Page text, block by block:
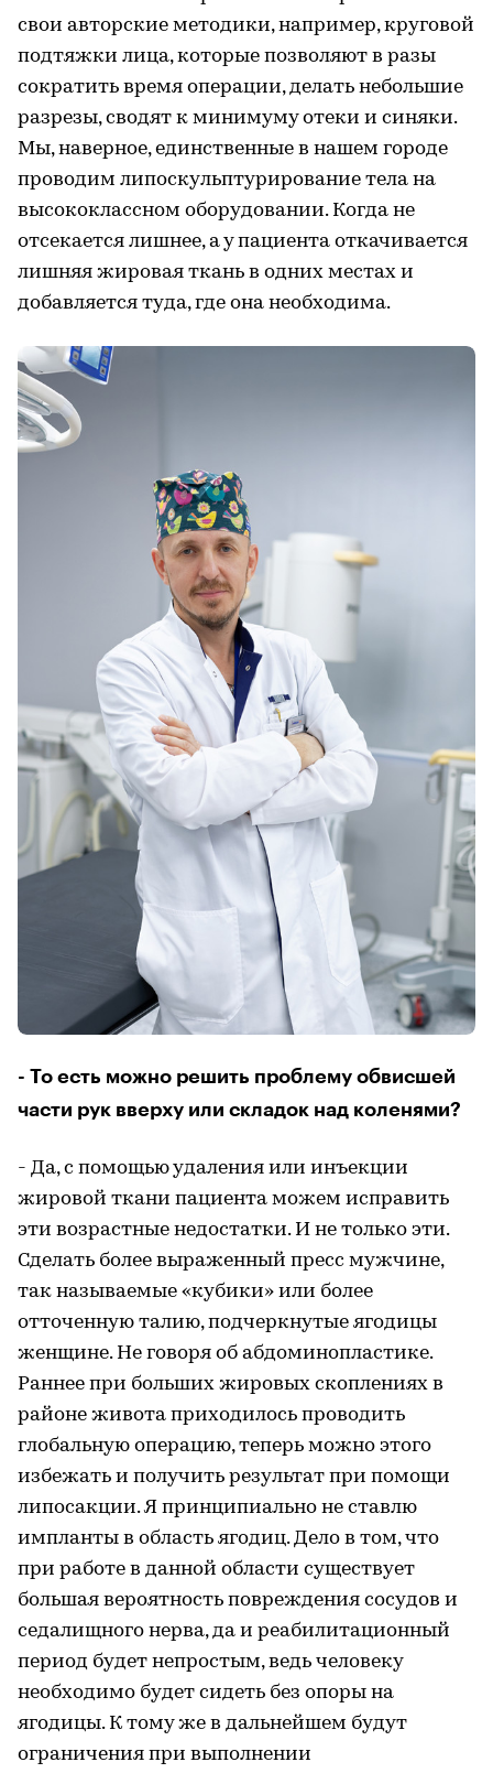
свои авторские методики, например, круговой
подтяжки лица, которые позволяют в разы
сократить время операции, делать небольшие
разрезы, сводят к минимуму отеки и синяки.
Мы, наверное, единственные в нашем городе
проводим липоскульптурирование тела на
высококлассном оборудовании. Когда не
отсекается лишнее, а у пациента откачивается
лишняя жировая ткань в одних местах и
добавляется туда, где она необходима.
- То есть можно решить проблему обвисшей
части рук вверху или складок над коленями?
- Да, с помощью удаления или инъекции
жировой ткани пациента можем исправить
эти возрастные недостатки. И не только эти.
Сделать более выраженный пресс мужчине,
так называемые «кубики» или более
отточенную талию, подчеркнутые ягодицы
женщине. Не говоря об абдоминопластике.
Раннее при больших жировых скоплениях в
районе живота приходилось проводить
глобальную операцию, теперь можно этого
избежать и получить результат при помощи
липосакции. Я принципиально не ставлю
импланты в область ягодиц. Дело в том, что
при работе в данной области существует
большая вероятность повреждения сосудов и
седалищного нерва, да и реабилитационный
период будет непростым, ведь человеку
необходимо будет сидеть без опоры на
ягодицы. К тому же в дальнейшем будут
ограничения при выполнении